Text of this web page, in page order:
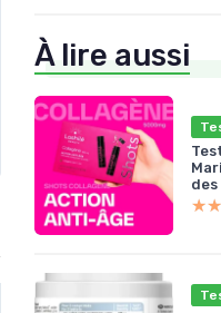
À lire aussi